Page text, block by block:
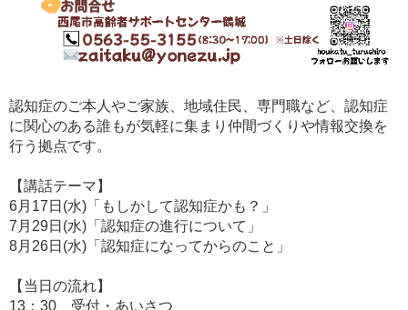
認知症のご本人やご家族、地域住民、専門職など、認知症
に関心のある誰もが気軽に集まり仲間づくりや情報交換を
行う拠点です。
【講話テーマ】
6月17日(水)「もしかして認知症かも？」
7月29日(水)「認知症の進行について」
8月26日(水)「認知症になってからのこと」
【当日の流れ】
13：30 受付・あいさつ